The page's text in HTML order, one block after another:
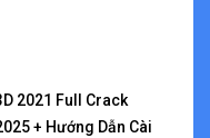
2021 Full Crack
+ Hướng Dẫn Cài